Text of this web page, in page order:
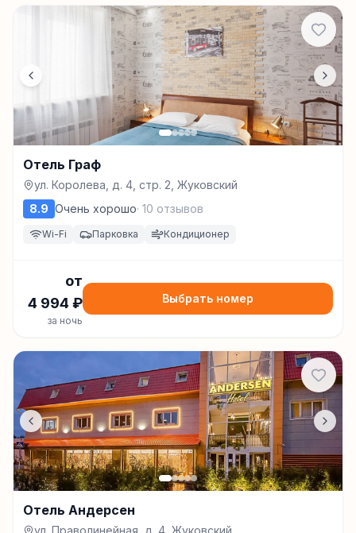
Отель Граф
ул. Королева, д. 4, стр. 2, Жуковский
8.9 Очень хорошо· 10 отзывов
Wi-Fi Парковка Кондиционер
от
4 994 ₽
за ночь
Выбрать номер
Отель Андерсен
ул. Праволинейная, д. 4, Жуковский